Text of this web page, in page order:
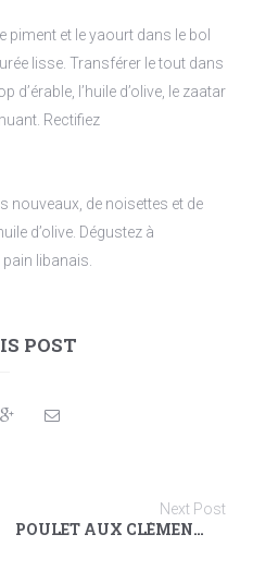
piment et le yaourt dans le bol
lisse. Transférer le tout dans
l’huile d’olive, le zaatar
Rectifiez
nouveaux, de noisettes et de
d’olive. Dégustez à
libanais.
POST
Next Post
POULET AUX CLÉMENTINES & AU PASTIS